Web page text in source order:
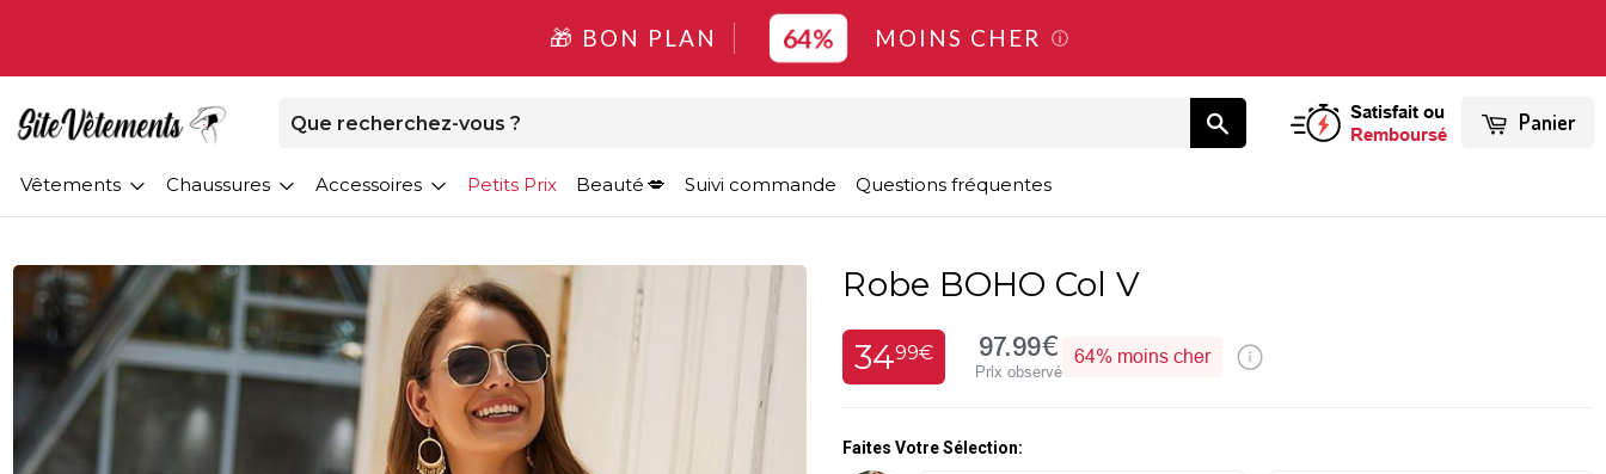
🎁 BON PLAN 64% MOINS CHER ⓘ
Satisfait ou
Remboursé
Panier
Vêtements Chaussures Accessoires Petits Prix Beauté Suivi commande Questions fréquentes
Robe BOHO Col V
3499€ 97.99€
Prix observé
64% moins cher
Faites Votre Sélection: